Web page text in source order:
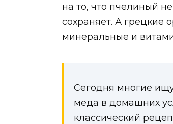
на то, что пчелиный
сохраняет. А грецкие
минеральные и
Сегодня многие
меда в домашних
классический